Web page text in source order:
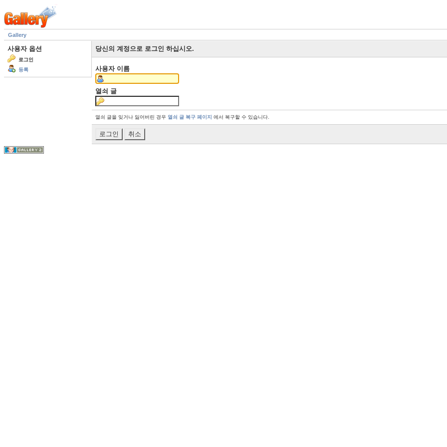
Gallery
사용자 옵션
로그인
등록
당신의 계정으로 로그인 하십시오.
사용자 이름
열쇠 글
열쇠 글을 잊거나 잃어버린 경우 열쇠 글 복구 페이지 에서 복구할 수 있습니다.